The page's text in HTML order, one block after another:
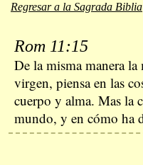
Regresar a la Sagrada Biblia
Rom 11:15
De la misma manera
virgen, piensa en las
cuerpo y alma. Mas la
mundo, y en cómo ha